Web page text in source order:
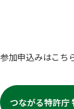
参加申込みはこち
つながる特許庁